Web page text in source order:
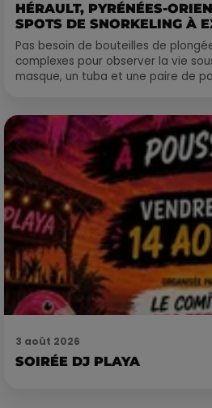
HÉRAULT, PYRÉNÉES-
SPOTS DE SNORKELING À
Pas besoin de bouteilles de
complexes pour observer la vie
masque, un tuba et une paire de
3 août 2026
SOIRÉE DJ PLAYA